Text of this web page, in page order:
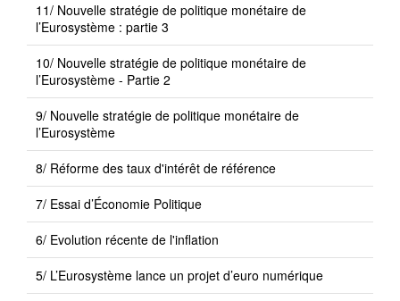
11/ Nouvelle stratégie de politique monétaire de
l’Eurosystème : partie 3
10/ Nouvelle stratégie de politique monétaire de
l’Eurosystème - Partie 2
9/ Nouvelle stratégie de politique monétaire de
l’Eurosystème
8/ Réforme des taux d'intérêt de référence
7/ Essai d’Économie Politique
6/ Evolution récente de l'inflation
5/ L’Eurosystème lance un projet d’euro numérique